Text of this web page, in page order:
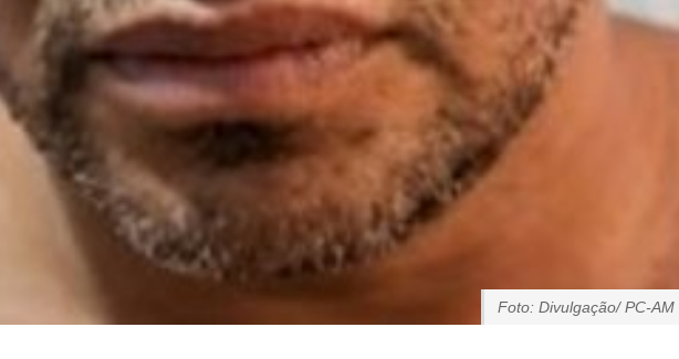
Foto: Divulgação/ PC-AM